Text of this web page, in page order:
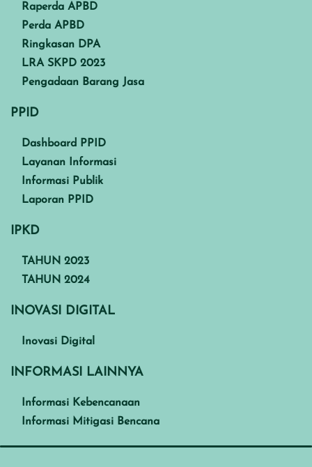
Raperda APBD
Perda APBD
Ringkasan DPA
LRA SKPD 2023
Pengadaan Barang Jasa
PPID
Dashboard PPID
Layanan Informasi
Informasi Publik
Laporan PPID
IPKD
TAHUN 2023
TAHUN 2024
INOVASI DIGITAL
Inovasi Digital
INFORMASI LAINNYA
Informasi Kebencanaan
Informasi Mitigasi Bencana